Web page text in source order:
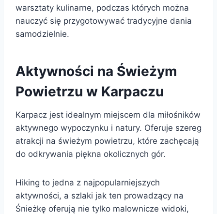
warsztaty kulinarne, podczas których można
nauczyć się przygotowywać tradycyjne dania
samodzielnie.
Aktywności na Świeżym
Powietrzu w Karpaczu
Karpacz jest idealnym miejscem dla miłośników
aktywnego wypoczynku i natury. Oferuje szereg
atrakcji na świeżym powietrzu, które zachęcają
do odkrywania piękna okolicznych gór.
Hiking to jedna z najpopularniejszych
aktywności, a szlaki jak ten prowadzący na
Śnieżkę oferują nie tylko malownicze widoki,